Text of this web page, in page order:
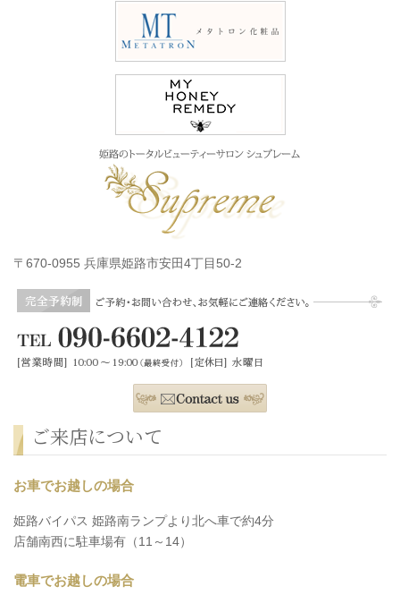
〒670-0955 兵庫県姫路市安田4丁目50-2
ご来店について
お車でお越しの場合
姫路バイパス 姫路南ランプより北へ車で約4分
店舗南西に駐車場有（11～14）
電車でお越しの場合